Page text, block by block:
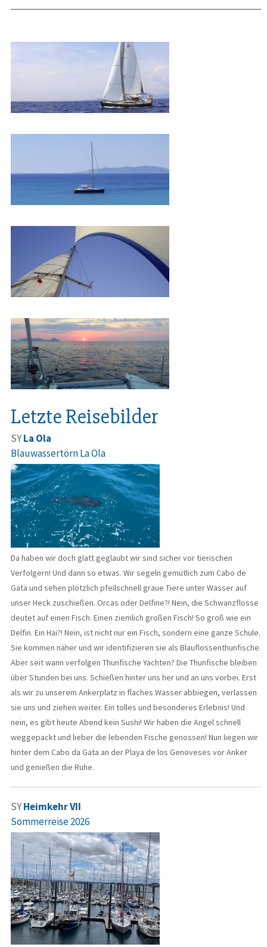
Letzte Reisebilder
SYLa Ola
Blauwassertörn La Ola
Da haben wir doch glatt geglaubt wir sind sicher vor tierischen
Verfolgern! Und dann so etwas. Wir segeln gemütlich zum Cabo de
Gata und sehen plötzlich pfeilschnell graue Tiere unter Wasser auf
unser Heck zuschießen. Orcas oder Delfine?! Nein, die Schwanzflosse
deutet auf einen Fisch. Einen ziemlich großen Fisch! So groß wie ein
Delfin. Ein Hai?! Nein, ist nicht nur ein Fisch, sondern eine ganze Schule.
Sie kommen näher und wir identifizieren sie als Blauflossenthunfische.
Aber seit wann verfolgen Thunfische Yachten? Die Thunfische bleiben
über Stunden bei uns. Schießen hinter uns her und an uns vorbei. Erst
als wir zu unserem Ankerplatz in flaches Wasser abbiegen, verlassen
sie uns und ziehen weiter. Ein tolles und besonderes Erlebnis! Und
nein, es gibt heute Abend kein Sushi! Wir haben die Angel schnell
weggepackt und lieber die lebenden Fische genossen! Nun liegen wir
hinter dem Cabo da Gata an der Playa de los Genoveses vor Anker
und genießen die Ruhe.
SYHeimkehr VII
Sommerreise 2026